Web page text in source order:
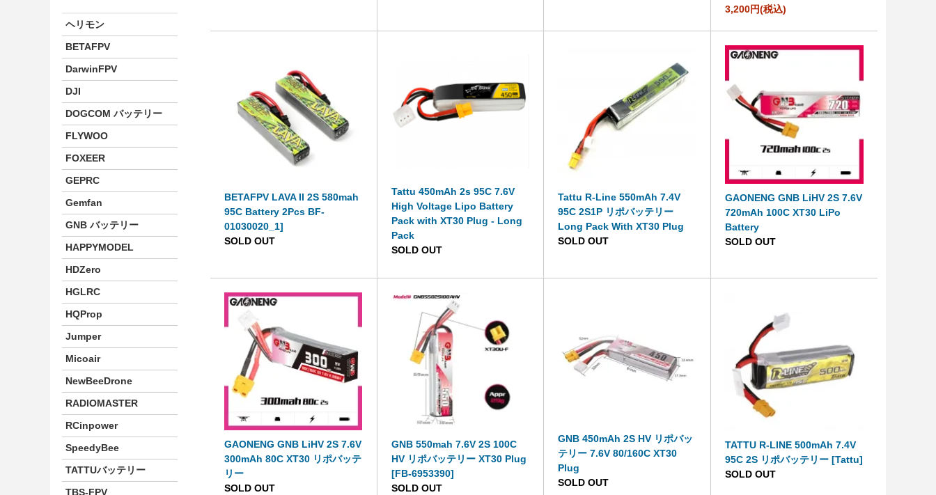
3,200円(税込)
BETAFPV LAVA II 2S 580mah
95C Battery 2Pcs BF-
01030020_1]
SOLD OUT
Tattu 450mAh 2s 95C 7.6V
High Voltage Lipo Battery
Pack with XT30 Plug - Long
Pack
SOLD OUT
Tattu R-Line 550mAh 7.4V
95C 2S1P リポバッテリー
Long Pack With XT30 Plug
SOLD OUT
GAONENG GNB LiHV 2S 7.6V
720mAh 100C XT30 LiPo
Battery
SOLD OUT
GAONENG GNB LiHV 2S 7.6V
300mAh 80C XT30 リポバッテ
リー
SOLD OUT
GNB 550mah 7.6V 2S 100C
HV リポバッテリー XT30 Plug
[FB-6953390]
SOLD OUT
GNB 450mAh 2S HV リポバッ
テリー 7.6V 80/160C XT30
Plug
SOLD OUT
TATTU R-LINE 500mAh 7.4V
95C 2S リポバッテリー [Tattu]
SOLD OUT
ヘリモン
BETAFPV
DarwinFPV
DJI
DOGCOM バッテリー
FLYWOO
FOXEER
GEPRC
Gemfan
GNB バッテリー
HAPPYMODEL
HDZero
HGLRC
HQProp
Jumper
Micoair
NewBeeDrone
RADIOMASTER
RCinpower
SpeedyBee
TATTUバッテリー
TBS-FPV